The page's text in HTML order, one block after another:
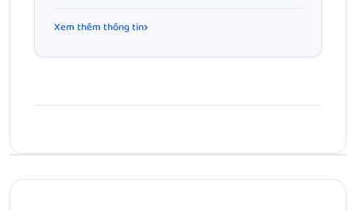
Xem thêm thông tin
TRUNG THU ẤM ÁP – ĐẠI BẮC CARE VÀ NHÀ THUỐC LONG